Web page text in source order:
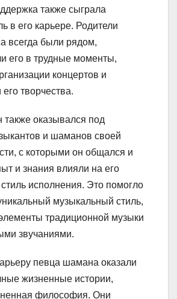
также сыграла
в его карьере. Родители
всегда были рядом,
его в трудные моменты,
концертов и
творчества.
оказывался под
и шаманов своей
с которыми он общался и
и знания влияли на его
исполнения. Это помогло
музыкальный стиль,
традиционной музыки
звучаниями.
певца шамана оказали
жизненные истории,
философия. Они